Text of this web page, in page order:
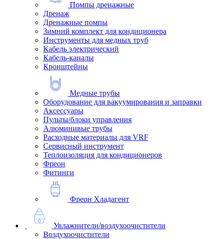
Помпы дренажные
Дренаж
Дренажные помпы
Зимний комплект для кондиционера
Инструменты для медных труб
Кабель электрический
Кабель-каналы
Кронштейны
Медные трубы
Оборудование для вакуумирования и заправки
Аксессуары
Пульты/блоки управления
Алюминивые трубы
Расходные материалы для VRF
Сервисный инструмент
Теплоизоляция для кондиционеров
Фреон
Фитинги
Фреон Хладагент
Увлажнители/воздухоочистители
Воздухоочистители